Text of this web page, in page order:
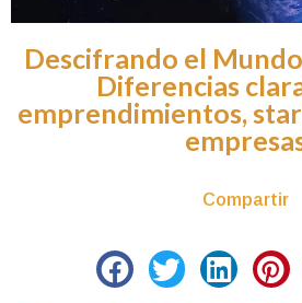
Descifrando el
Diferencias
emprendimientos,
Compartir